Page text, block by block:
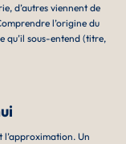
d’autres viennent de
l’origine du
qu’il sous-entend (titre,
l’approximation. Un